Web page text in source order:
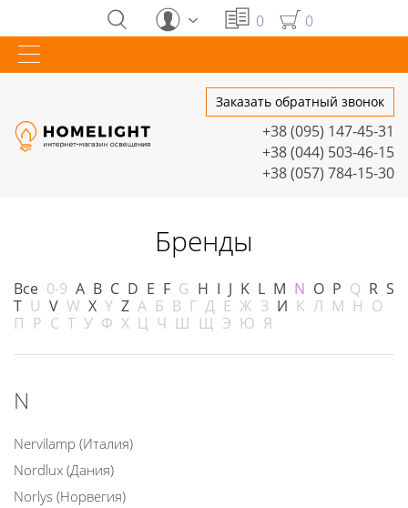
0 0
Заказать обратный звонок
+38 (095) 147-45-31
+38 (044) 503-46-15
+38 (057) 784-15-30
Бренды
Все 0-9 A B C D E F G H I J K L M N O P Q R S
T U V W X Y Z А Б В Г Д Е Ж З И К Л М Н О
П Р С Т У Ф Х Ц Ч Ш Щ Э Ю Я
N
Nervilamp (Италия)
Nordlux (Дания)
Norlys (Норвегия)